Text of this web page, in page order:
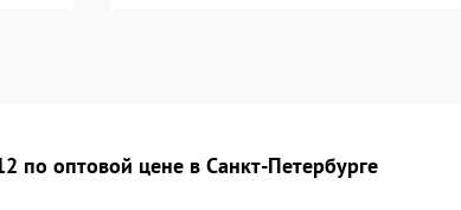
по оптовой цене в Санкт-Петербурге